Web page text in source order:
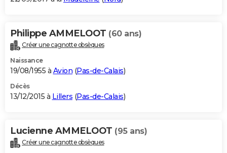
Philippe AMMELOOT (60 ans)
Créer une cagnotte obsèques
Naissance
19/08/1955 à Avion (Pas-de-Calais)
Décès
13/12/2015 à Lillers (Pas-de-Calais)
Lucienne AMMELOOT (95 ans)
Créer une cagnotte obsèques